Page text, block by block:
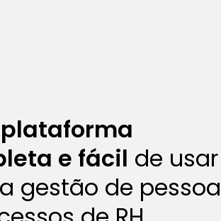
e fácil de usar
gestão de